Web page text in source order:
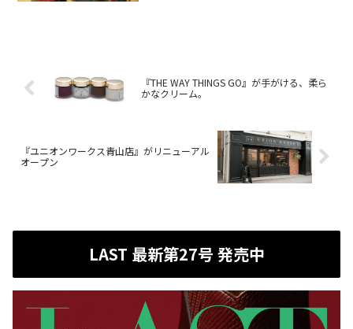
『THE WAY THINGS GO』が手がける、柔ら
かなクリーム。
『ユニオンワークス青山店』がリニューアル
オープン
LAST 最新第27号 発売中